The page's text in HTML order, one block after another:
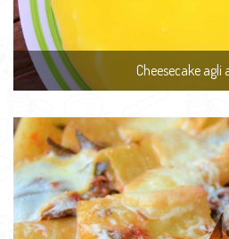
Cheesecake agli